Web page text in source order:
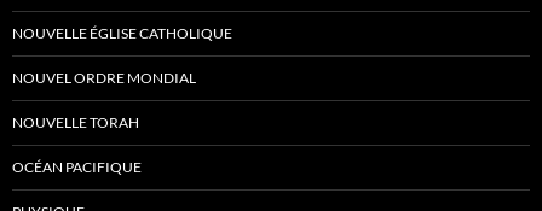
NOUVELLE ÉGLISE CATHOLIQUE
NOUVEL ORDRE MONDIAL
NOUVELLE TORAH
OCÉAN PACIFIQUE